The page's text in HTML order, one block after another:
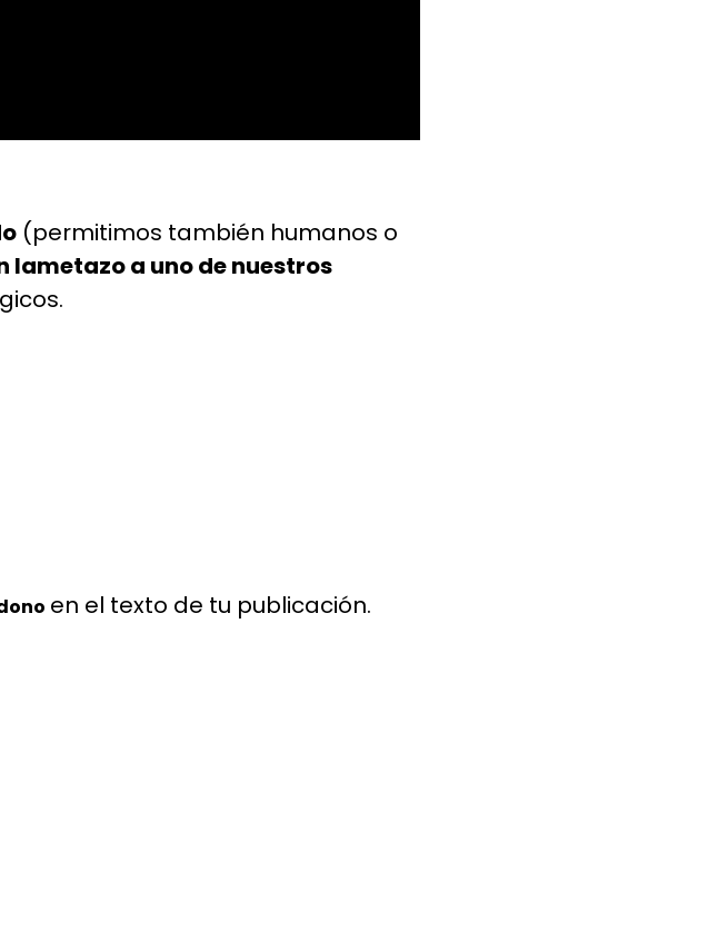
(permitimos también humanos o
lametazo a uno de nuestros
en el texto de tu publicación.